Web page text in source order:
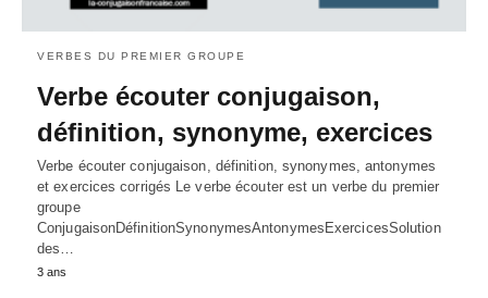
VERBES DU PREMIER GROUPE
Verbe écouter conjugaison,
définition, synonyme, exercices
Verbe écouter conjugaison, définition, synonymes, antonymes
et exercices corrigés Le verbe écouter est un verbe du premier
groupe
ConjugaisonDéfinitionSynonymesAntonymesExercicesSolution
des…
3 ans